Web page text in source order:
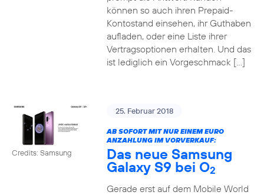
können so auch ihren Prepaid-
Kontostand einsehen, ihr Guthaben
aufladen, oder eine Liste ihrer
Vertragsoptionen erhalten. Und das
ist lediglich ein Vorgeschmack […]
Credits: Samsung
25. Februar 2018
AB SOFORT MIT NUR EINEM EURO
ANZAHLUNG IM VORVERKAUF:
Das neue Samsung
Galaxy S9 bei O2
Gerade erst auf dem Mobile World